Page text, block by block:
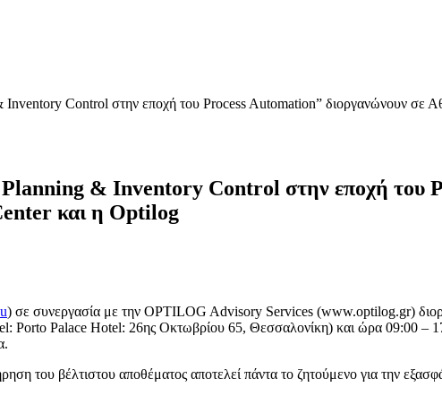
Control στην εποχή του Process Automation” διοργανώνουν σε
Planning & Inventory Control στην εποχή του
και η Optilog
) σε συνεργασία με την OPTILOG Advisory Services (www.optilog.gr)
Porto Palace Hotel: 26ης Οκτωβρίου 65, Θεσσαλονίκη) και ώρα 09:00 –
του βέλτιστου αποθέματος αποτελεί πάντα το ζητούμενο για την